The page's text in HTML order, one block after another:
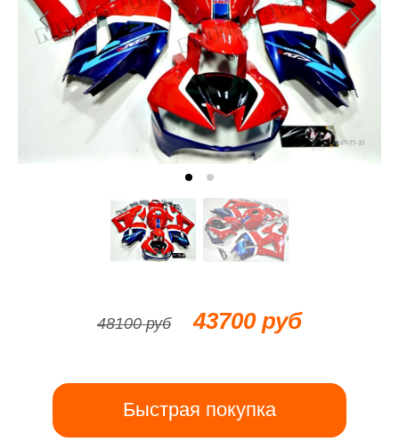
48100 руб 43700 руб
Быстрая покупка